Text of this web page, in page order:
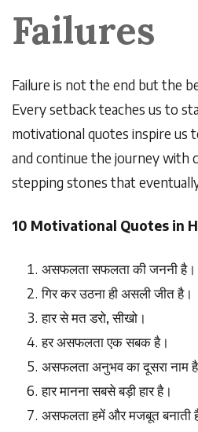
Failures
Failure is not the end but the
Every setback teaches us to
motivational quotes inspire us
and continue the journey with
stepping stones that
10 Motivational Quotes in
असफलतासफलताकीजननीहै।
गिरकरउठनाहीअसलीजीतहै।
हारसेमतडरो,सीखो।
हरअसफलताएकसबकहै।
असफलताअनुभवकादूसरानाम
हारमाननासबसेबड़ीहारहै।
असफलताहमेंऔरमजबूतबनाती